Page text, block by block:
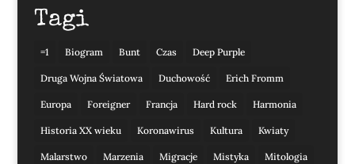
Tagi
=1 Biogram Bunt Czas Deep Purple
Druga Wojna Światowa Duchowość Erich Fromm
Europa Foreigner Francja Hard rock Harmonia
Historia XX wieku Koronawirus Kultura Kwiaty
Malarstwo Marzenia Migracje Mistyka Mitologia